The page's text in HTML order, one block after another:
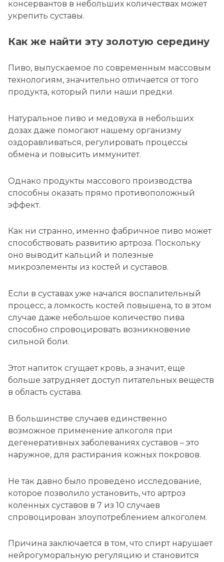
консервантов в небольших количествах может
укрепить суставы.
Как же найти эту золотую середину
Пиво, выпускаемое по современным массовым
технологиям, значительно отличается от того
продукта, который пили наши предки.
Натуральное пиво и медовуха в небольших
дозах даже помогают нашему организму
оздоравливаться, регулировать процессы
обмена и повысить иммунитет.
Однако продукты массового производства
способны оказать прямо противоположный
эффект.
Как ни странно, именно фабричное пиво может
способствовать развитию артроза. Поскольку
оно выводит кальций и полезные
микроэлементы из костей и суставов.
Если в суставах уже начался воспалительный
процесс, а ломкость костей повышена, то в этом
случае даже небольшое количество пива
способно спровоцировать возникновение
сильной боли.
Этот напиток сгущает кровь, а значит, еще
больше затрудняет доступ питательных веществ
в область сустава.
В большинстве случаев единственно
возможное применение алкоголя при
дегенеративных заболеваниях суставов – это
наружное, для растирания кожных покровов.
Не так давно было проведено исследование,
которое позволило установить, что артроз
коленных суставов в 7 из 10 случаев
спровоцирован злоупотреблением алкоголем.
Причина заключается в том, что спирт нарушает
нейрогуморальную регуляцию и становится